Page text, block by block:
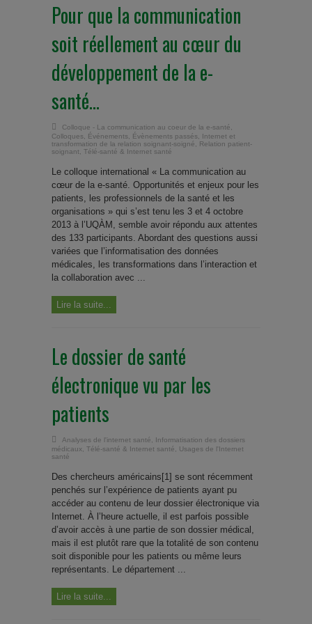
Pour que la communication
soit réellement au cœur du
développement de la e-
santé…
Colloque - La communication au coeur de la e-santé
Colloques
Événements Évènements passés
Internet et
transformation de la relation soignant-soigné
Relation patient-
soignant
Télé-santé & Internet santé
Le colloque international « La communication au
cœur de la e-santé. Opportunités et enjeux pour les
patients, les professionnels de la santé et les
organisations » qui s’est tenu les 3 et 4 octobre
2013 à l’UQÀM, semble avoir répondu aux attentes
des 133 participants. Abordant des questions aussi
variées que l’informatisation des données
médicales, les transformations dans l’interaction et
la collaboration avec ...
Lire la suite...
Le dossier de santé
électronique vu par les
patients
Analyses de l'internet santé
Informatisation des dossiers
médicaux
Télé-santé & Internet santé
Usages de l'Internet
santé
Des chercheurs américains[1] se sont récemment
penchés sur l’expérience de patients ayant pu
accéder au contenu de leur dossier électronique via
Internet. À l’heure actuelle, il est parfois possible
d’avoir accès à une partie de son dossier médical,
mais il est plutôt rare que la totalité de son contenu
soit disponible pour les patients ou même leurs
représentants. Le département ...
Lire la suite...